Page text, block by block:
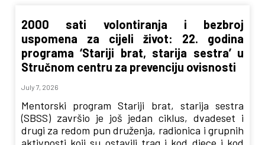
2000 sati volontiranja i bezbroj
uspomena za cijeli život: 22. godina
programa ‘Stariji brat, starija sestra’ u
Stručnom centru za prevenciju ovisnosti
July 7, 2026
Mentorski program Stariji brat, starija sestra
(SBSS) završio je još jedan ciklus, dvadeset i
drugi za redom pun druženja, radionica i grupnih